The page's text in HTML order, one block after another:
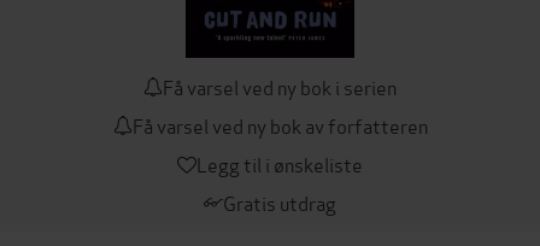
Få varsel ved ny bok i serien
Få varsel ved ny bok av forfatteren
Legg til i ønskeliste
Gratis utdrag